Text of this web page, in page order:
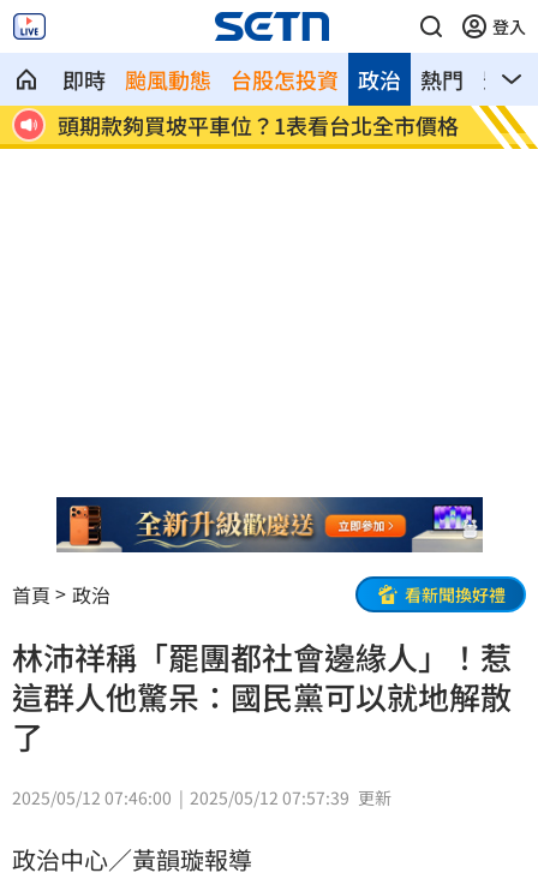
登入
即時 颱風動態 台股怎投資 熱門 影音
政治
合
頭期款夠買坡平車位？1表看台北全市價格 遭前
首頁 政治 看新聞換好禮
林沛祥稱「罷團都社會邊緣人」！惹
這群人他驚呆：國民黨可以就地解散
了
2025/05/12 07:46:00 2025/05/12 07:57:39 更新
政治中心／黃韻璇報導